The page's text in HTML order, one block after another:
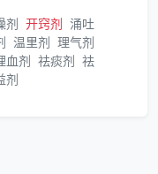
剂 开窍剂 涌吐
温里剂 理气剂
血剂 祛痰剂 祛
剂